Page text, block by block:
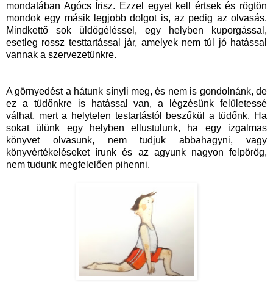
mondatában Agócs Írisz. Ezzel egyet kell értsek és rögtön
mondok egy másik legjobb dolgot is, az pedig az olvasás.
Mindkettő sok üldögéléssel, egy helyben kuporgással,
esetleg rossz testtartással jár, amelyek nem túl jó hatással
vannak a szervezetünkre.
A görnyedést a hátunk sínyli meg, és nem is gondolnánk, de
ez a tüdőnkre is hatással van, a légzésünk felületessé
válhat, mert a helytelen testartástól beszűkül a tüdőnk. Ha
sokat ülünk egy helyben ellustulunk, ha egy izgalmas
könyvet olvasunk, nem tudjuk abbahagyni, vagy
könyvértékeléseket írunk és az agyunk nagyon felpörög,
nem tudunk megfelelően pihenni.